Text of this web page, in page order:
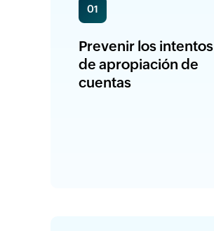
01
Prevenir los intentos
de apropiación de
cuentas